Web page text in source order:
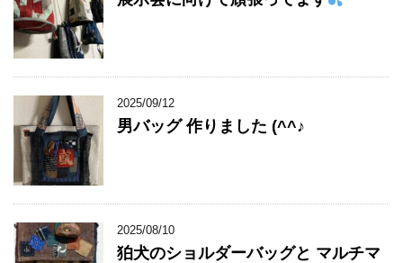
2025/09/12
男バッグ 作りました (^^♪
2025/08/10
狛犬のショルダーバッグと マルチマ